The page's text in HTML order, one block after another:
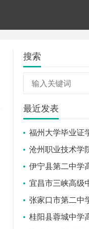
搜索
最近发表
福州大学毕业证
沧州职业技术学
伊宁县第二中学
宜昌市三峡高级
张家口市第二中
桂阳县蓉城中学